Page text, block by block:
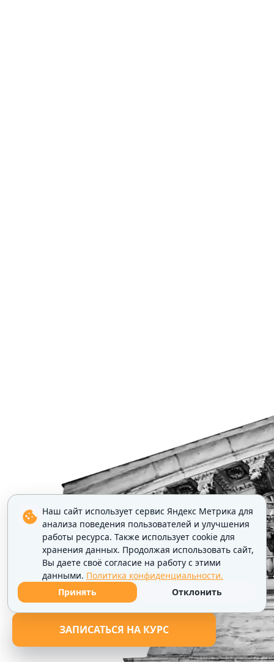
ЗАПИСАТЬСЯ НА КУРС
Наш сайт использует сервис Яндекс Метрика для
анализа поведения пользователей и улучшения
работы ресурса. Также использует cookie для
хранения данных. Продолжая использовать сайт,
Вы даете своё согласие на работу с этими
данными. Политика конфиденциальности.
Принять
Отклонить